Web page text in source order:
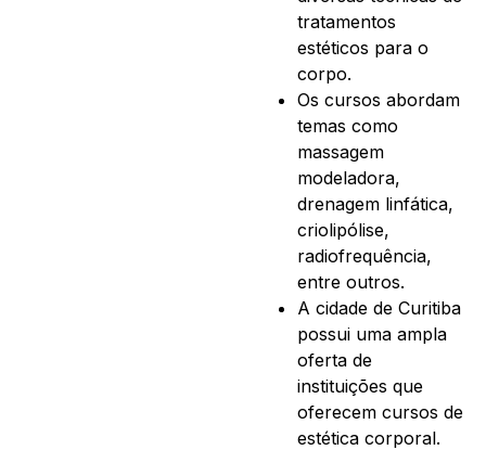
tratamentos
estéticos para o
corpo.
Os cursos abordam
temas como
massagem
modeladora,
drenagem linfática,
criolipólise,
radiofrequência,
entre outros.
A cidade de Curitiba
possui uma ampla
oferta de
instituições que
oferecem cursos de
estética corporal.